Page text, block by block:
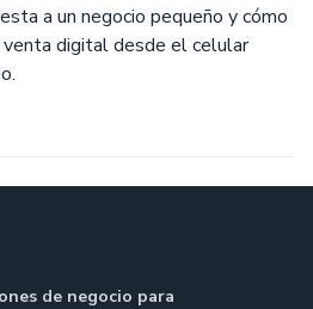
a un negocio pequeño y cómo
venta digital desde el celular
de negocio para